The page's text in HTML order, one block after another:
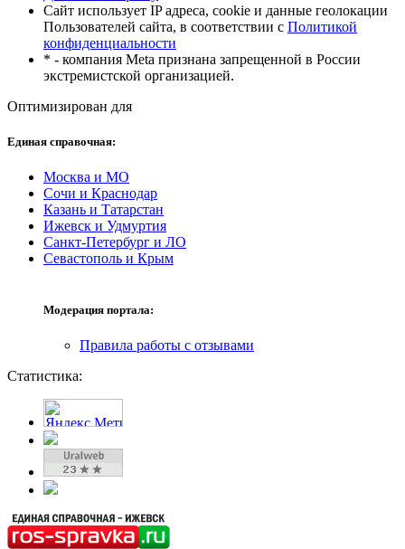
Сайт использует IP адреса, cookie и данные геолокации
Пользователей сайта, в соответствии с Политикой
конфиденциальности
* - компания Meta признана запрещенной в России
экстремистской организацией.
Оптимизирован для
Единая справочная:
Москва и МО
Сочи и Краснодар
Казань и Татарстан
Ижевск и Удмуртия
Санкт-Петербург и ЛО
Севастополь и Крым
Модерация портала:
Правила работы с отзывами
Статистика: